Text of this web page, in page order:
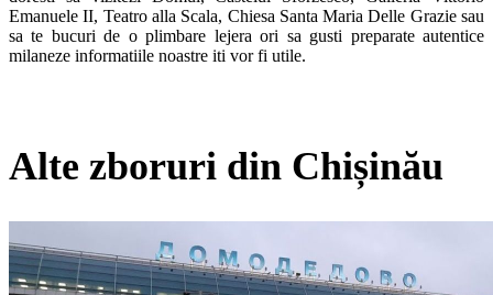
Emanuele II, Teatro alla Scala, Chiesa Santa Maria Delle Grazie sau
sa te bucuri de o plimbare lejera ori sa gusti preparate autentice
milaneze informatiile noastre iti vor fi utile.
Alte zboruri din Chișinău